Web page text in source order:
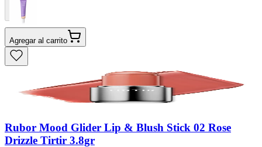
Agregar al carrito
Rubor Mood Glider Lip & Blush Stick 02 Rose
Drizzle Tirtir 3.8gr